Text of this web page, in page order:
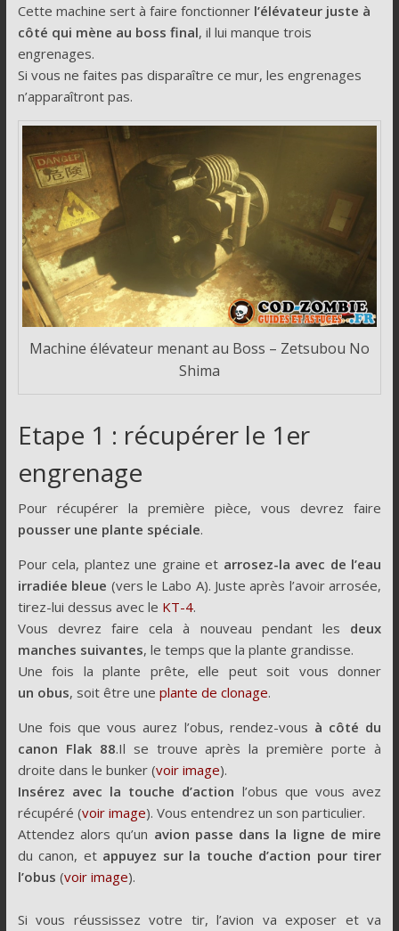
Cette machine sert à faire fonctionner l’élévateur juste à
côté qui mène au boss final, il lui manque trois
engrenages.
Si vous ne faites pas disparaître ce mur, les engrenages
n’apparaîtront pas.
Machine élévateur menant au Boss – Zetsubou No
Shima
Etape 1 : récupérer le 1er
engrenage
Pour récupérer la première pièce, vous devrez faire
pousser une plante spéciale.
Pour cela, plantez une graine et arrosez-la avec de l’eau
irradiée bleue (vers le Labo A). Juste après l’avoir arrosée,
tirez-lui dessus avec le KT-4.
Vous devrez faire cela à nouveau pendant les deux
manches suivantes, le temps que la plante grandisse.
Une fois la plante prête, elle peut soit vous donner
un obus, soit être une plante de clonage.
Une fois que vous aurez l’obus, rendez-vous à côté du
canon Flak 88.Il se trouve après la première porte à
droite dans le bunker (voir image).
Insérez avec la touche d’action l’obus que vous avez
récupéré (voir image). Vous entendrez un son particulier.
Attendez alors qu’un avion passe dans la ligne de mire
du canon, etappuyez sur la touche d’action pour tirer
l’obus (voir image).
Si vous réussissez votre tir, l’avion va exposer et va